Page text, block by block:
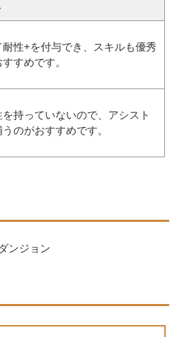
性+を付与でき、スキルも優秀
すめです。
持っていないので、アシスト
のがおすすめです。
ンジョン